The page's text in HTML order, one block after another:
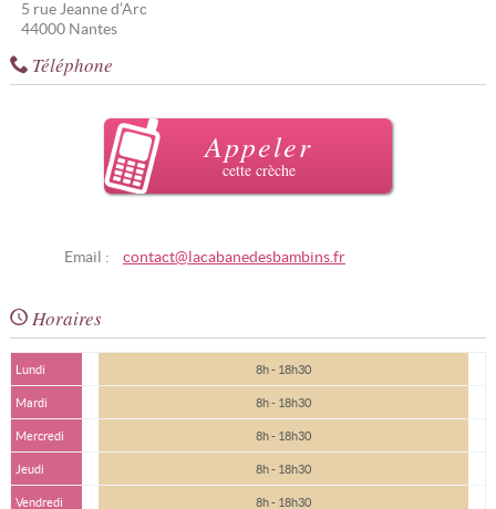
5 rue Jeanne d’Arc
44000 Nantes
Téléphone
Appeler
cette crèche
Email : contact@lacabanedesbambins.fr
Horaires
Lundi 8h - 18h30
Mardi 8h - 18h30
Mercredi 8h - 18h30
Jeudi 8h - 18h30
Vendredi 8h - 18h30